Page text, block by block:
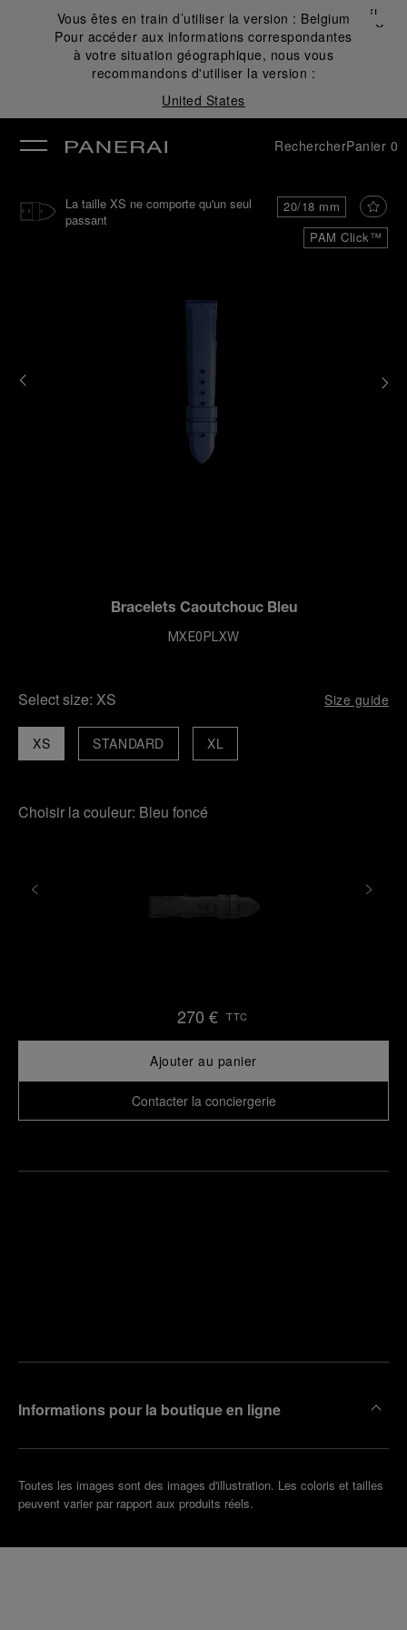
Vous êtes en train d’utiliser la version : Belgium
Pour accéder aux informations correspondantes
à votre situation géographique, nous vous
recommandons d'utiliser la version :
United States
Fermer
✕
RechercherPanier 0
PAM Click™
20/18 mm
La taille XS ne comporte qu'un seul
passant
Bracelets Caoutchouc Bleu
MXE0PLXW
Select size: XS Size guide
XS STANDARD XL
Choisir la couleur: Bleu foncé
270 € TTC
Ajouter au panier
Contacter la conciergerie
Informations pour la boutique en ligne
Toutes les images sont des images d'illustration. Les coloris et tailles
peuvent varier par rapport aux produits réels.